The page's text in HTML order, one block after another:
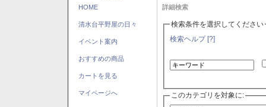
HOME
清水台平野屋の日々
イベント案内
おすすめの商品
カートを見る
マイページへ
詳細検索
検索条件を選択してください
検索ヘルプ [?]
このカテゴリを対象に: